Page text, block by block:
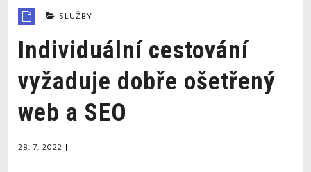
SLUŽBY
Individuální cestování
vyžaduje dobře ošetřený
web a SEO
28. 7. 2022 |